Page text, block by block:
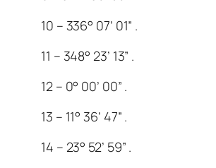
10 – 336° 07’ 01” .
11 – 348° 23’ 13” .
12 – 0° 00’ 00” .
13 – 11° 36’ 47” .
14 – 23° 52’ 59” .